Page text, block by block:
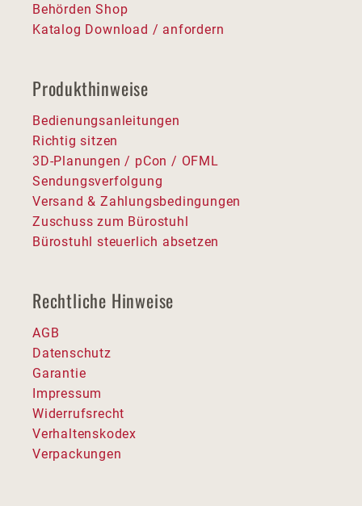
Behörden Shop
Katalog Download / anfordern
Produkthinweise
Bedienungsanleitungen
Richtig sitzen
3D-Planungen / pCon / OFML
Sendungsverfolgung
Versand & Zahlungsbedingungen
Zuschuss zum Bürostuhl
Bürostuhl steuerlich absetzen
Rechtliche Hinweise
AGB
Datenschutz
Garantie
Impressum
Widerrufsrecht
Verhaltenskodex
Verpackungen